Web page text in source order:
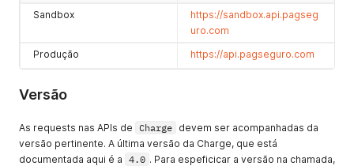
Sandbox
https://sandbox.api.pagseg
uro.com
Produção
https://api.pagseguro.com
Versão
As requests nas APIs de Charge devem ser acompanhadas da
versão pertinente. A última versão da Charge, que está
documentada aqui é a 4.0 . Para espeficicar a versão na chamada,